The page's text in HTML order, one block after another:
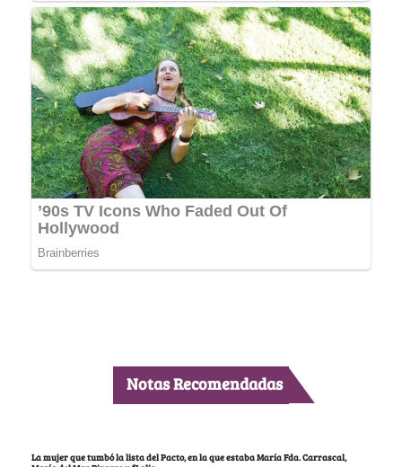
Notas Recomendadas
La mujer que tumbó la lista del Pacto, en la que estaba María Fda. Carrascal,